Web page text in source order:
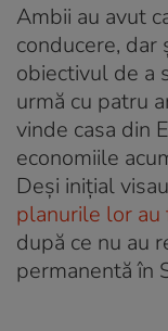
Ambii au avut
conducere,
obiectivul de a
urmă cu patru
vinde casa din
economiile
Deși inițial
planurile lor
după ce nu au
permanentă în